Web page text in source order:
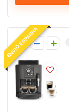
ENVIO ESPANHA
0